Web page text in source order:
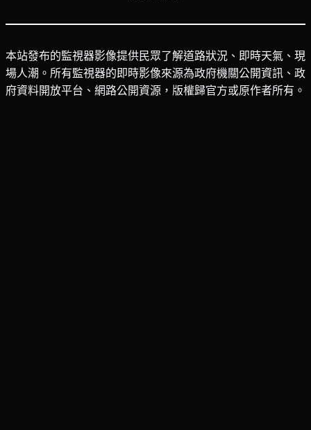
本站發布的監視器影像提供民眾了解道路狀況、即時天氣、現
場人潮。所有監視器的即時影像來源為政府機關公開資訊、政
府資料開放平台、網路公開資源，版權歸官方或原作者所有。